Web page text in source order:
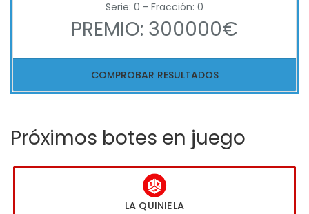
Serie: 0 - Fracción: 0
PREMIO: 300000€
COMPROBAR RESULTADOS
Próximos botes en juego
LA QUINIELA